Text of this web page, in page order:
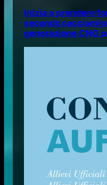
Inizia a prendere
secondo
generazione CNG